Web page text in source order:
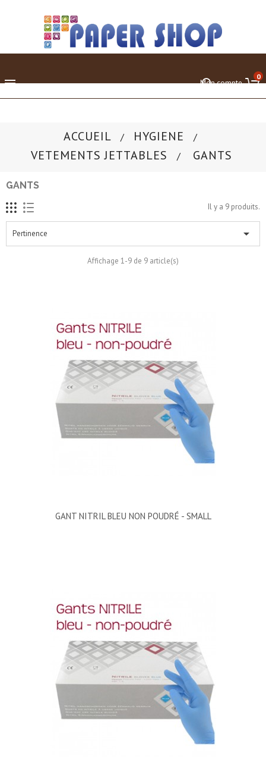
 0
Mon compte
ACCUEIL
HYGIENE
VETEMENTS JETTABLES
GANTS
GANTS
Il y a 9 produits.
Pertinence 
Affichage 1-9 de 9 article(s)
GANT NITRIL BLEU NON POUDRÉ - SMALL